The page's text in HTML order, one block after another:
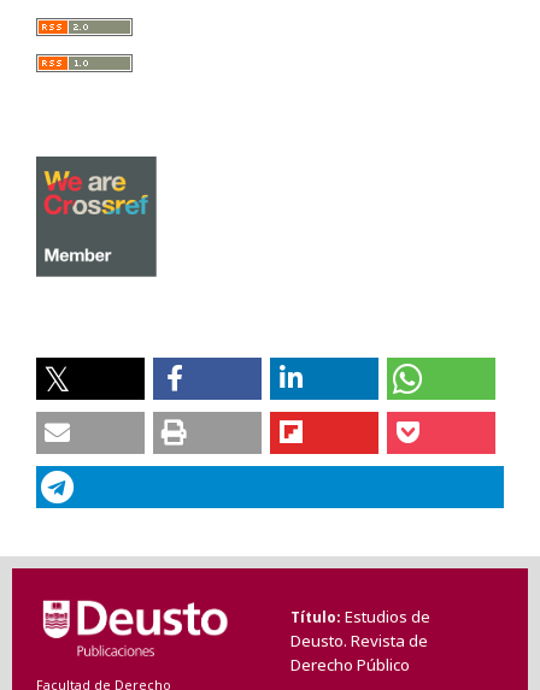
Facultad de Derecho
Título Estudios de
Deusto. Revista de
Derecho Público